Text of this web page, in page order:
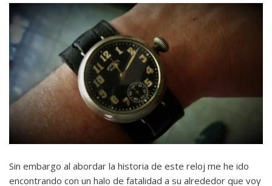
Sin embargo al abordar la historia de este reloj me he ido
encontrando con un halo de fatalidad a su alrededor que voy